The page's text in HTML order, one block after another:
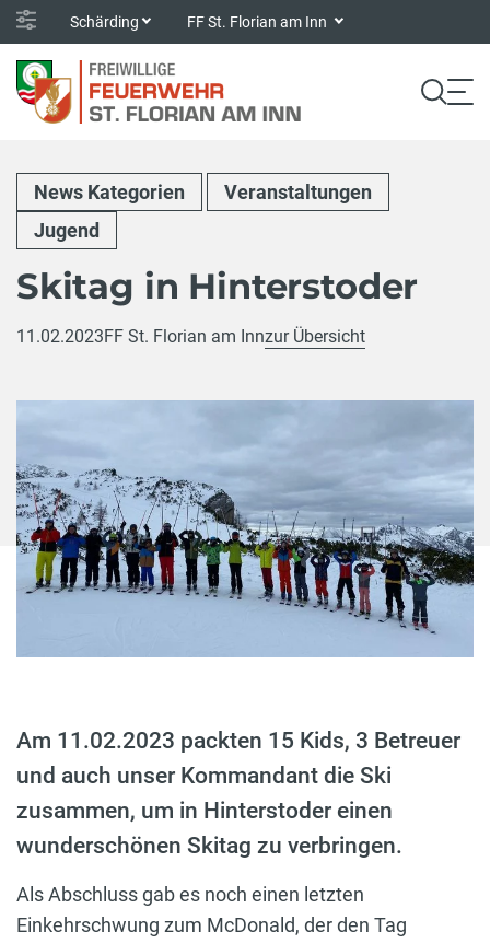
Schärding FF St. Florian am Inn
News Kategorien
Veranstaltungen
Jugend
Skitag in Hinterstoder
11.02.2023FF St. Florian am Innzur Übersicht
Am 11.02.2023 packten 15 Kids, 3 Betreuer
und auch unser Kommandant die Ski
zusammen, um in Hinterstoder einen
wunderschönen Skitag zu verbringen.
Als Abschluss gab es noch einen letzten
Einkehrschwung zum McDonald, der den Tag